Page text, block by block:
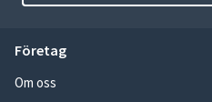
Företag
Om oss